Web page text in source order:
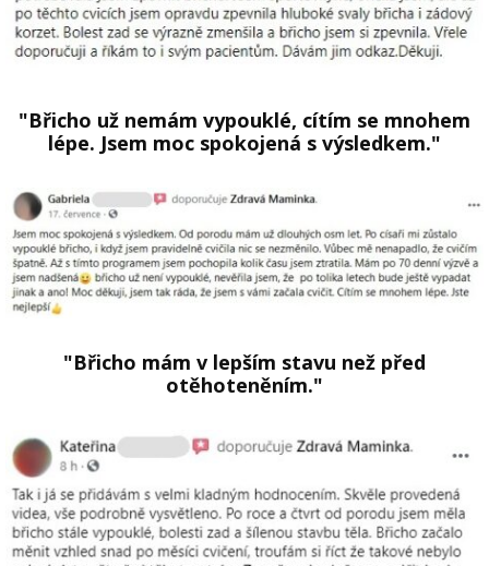
"Břicho už nemám vypouklé, cítím se mnohem
lépe. Jsem moc spokojená s výsledkem."
"Břicho mám v lepším stavu než před
otěhoteněním."